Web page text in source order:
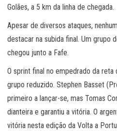
Golães, a 5 km da linha de chegada.
Apesar de diversos ataques,
destacar na subida final. Um grupo
chegou junto a Fafe.
O sprint final no empedrado da
grupo reduzido. Stephen Basset
primeiro a lançar-se, mas Tomas
dianteira e garantiu a vitória. O
vitória nesta edição da Volta a